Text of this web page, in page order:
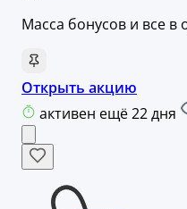
Масса бонусов и все в
Открыть акцию
активен ещё 22 дня